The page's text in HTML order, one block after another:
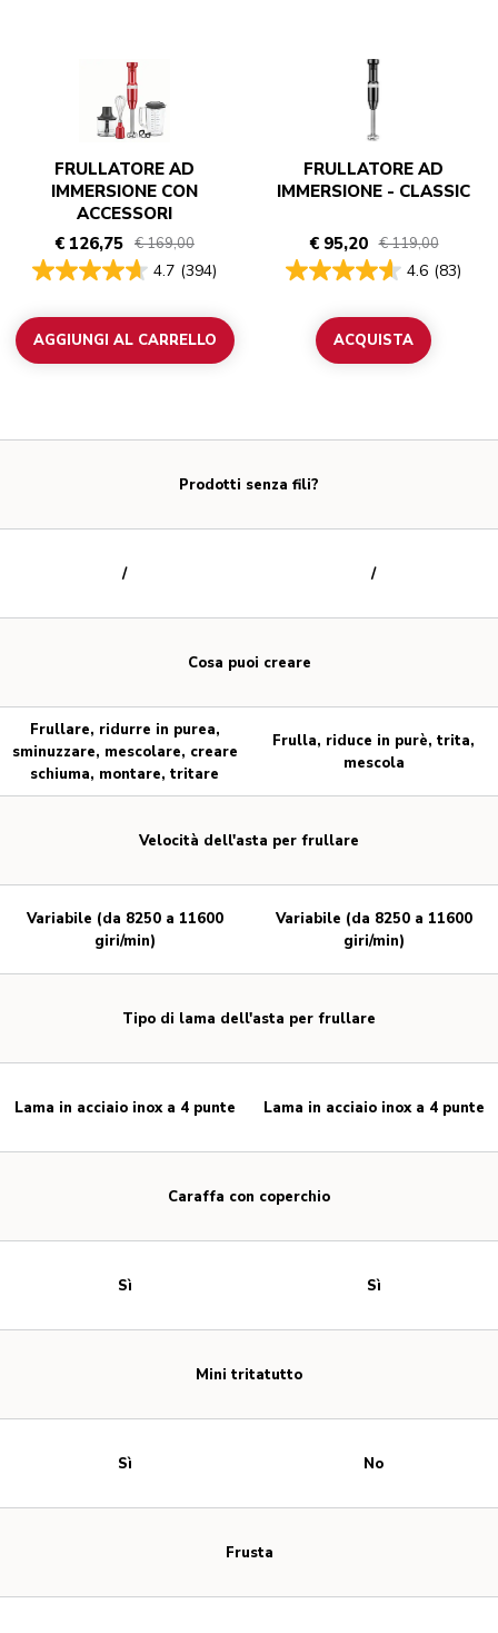
FRULLATORE AD
IMMERSIONE CON
ACCESSORI
€ 126,75 € 169,00
4.7 (394)
AGGIUNGI AL CARRELLO
FRULLATORE AD
IMMERSIONE - CLASSIC
€ 95,20 € 119,00
4.6 (83)
ACQUISTA
Prodotti senza fili?
Cosa puoi creare
Velocità dell'asta per frullare
Tipo di lama dell'asta per frullare
Caraffa con coperchio
Mini tritatutto
Frusta
/
Frullare, ridurre in purea,
sminuzzare, mescolare, creare
schiuma, montare, tritare
Variabile (da 8250 a 11600
giri/min)
Lama in acciaio inox a 4 punte
Sì
Sì
/
Frulla, riduce in purè, trita,
mescola
Variabile (da 8250 a 11600
giri/min)
Lama in acciaio inox a 4 punte
Sì
No